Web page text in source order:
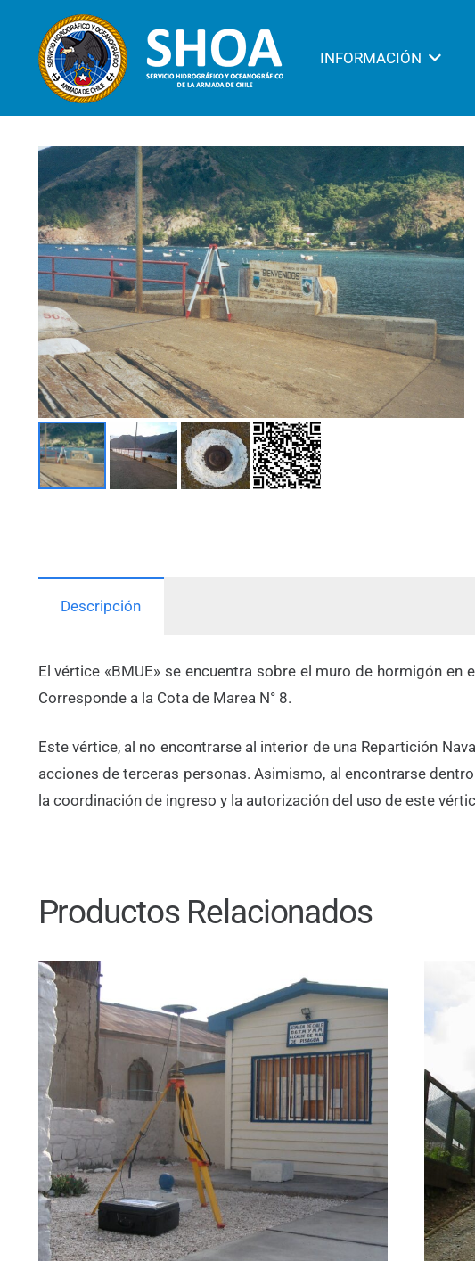
INFORMACIÓN
Descripción
El vértice «BMUE» se encuentra sobre el muro de hormigón
Corresponde a la Cota de Marea N° 8.
Este vértice, al no encontrarse al interior de una Repartición
acciones de terceras personas. Asimismo, al encontrarse
la coordinación de ingreso y la autorización del uso de este
Productos Relacionados